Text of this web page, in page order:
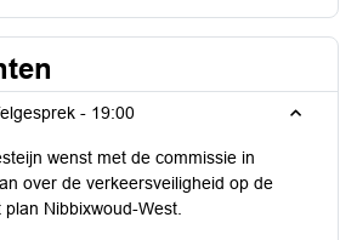
- 19:00
wenst met de commissie in
over de verkeersveiligheid op de
Nibbixwoud-West.